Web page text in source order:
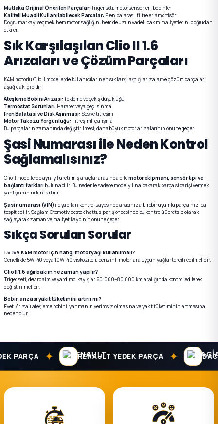
Mutlaka Orijinal Önerilen Parçalar:Triger seti, motor sensörleri, bobinler
Kaliteli Muadil Kullanılabilecek Parçalar: Fren balatası, filtreler, amortisör
Doğru markayı seçmek, hem motor sağlığını hem de uzun vadeli bakım maliyetlerini doğrudan
etkiler.
Sık Karşılaşılan Clio II 1.6
Arızaları ve Çözüm Parçaları
K4M motorlu Clio II modellerde kullanıcıların en sık karşılaştığı arızalar ve çözüm parçaları
aşağıdaki gibidir:
Ateşleme Bobini Arızası:Tekleme ve çekiş düşüklüğü
Termostat Sorunları: Hararet veya geç ısınma
Fren Balatası ve Disk Aşınması: Ses ve titreşim
Motor Takozu Yorgunluğu:Titreşimli çalışma
Bu parçaların zamanında değiştirilmesi, daha büyük motor arızalarının önüne geçer.
Şasi Numarası ile Neden Kontrol
Sağlamalısınız?
Clio II modellerde aynı yıl üretilmiş araçlar arasında bilemotor ekipmanı, sensör tipi ve
bağlantı farkları bulunabilir. Bu nedenle sadece model yılına bakarak parça siparişi vermek,
yanlış ürün riskini artırır.
Şasi numarası (VIN) ile yapılan kontrol sayesinde aracınıza birebir uyumlu parça hızlıca
tespit edilir. Sağlam Otomotiv destek hattı, sipariş öncesinde bu kontrolü ücretsiz olarak
sağlayarak zaman ve maliyet kaybının önüne geçer.
Sıkça Sorulan Sorular
1.6 16V K4M motor için hangi motor yağı kullanılmalı?
Genellikle 5W-40 veya 10W-40 viskoziteli, benzinli motorlara uygun yağlar tercih edilmelidir.
Clio II 1.6 ağır bakım ne zaman yapılır?
Triger seti, devirdaim ve yardımcı kayışlar 60.000–80.000 km aralığında kontrol edilerek
değiştirilmelidir.
Bobin arızası yakıt tüketimini artırır mı?
Evet. Arızalı ateşleme bobini, yanmanın verimsiz olmasına ve yakıt tüketiminin artmasına
neden olur.
✦ RENAULT YEDEK PARÇA ✦ DACIA